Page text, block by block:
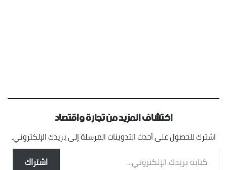
اكتشاف المزيد من تجارة واقتصاد
اشترك للحصول على أحدث التدوينات المرسلة إلى بريدك الإلكتروني.
كتابة بريدك الإلكتروني...
اشتراك